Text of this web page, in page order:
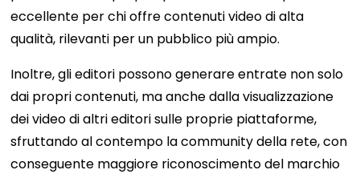
eccellente per chi offre contenuti video di alta
qualità, rilevanti per un pubblico più ampio.
Inoltre, gli editori possono generare entrate non solo
dai propri contenuti, ma anche dalla visualizzazione
dei video di altri editori sulle proprie piattaforme,
sfruttando al contempo la community della rete, con
conseguente maggiore riconoscimento del marchio